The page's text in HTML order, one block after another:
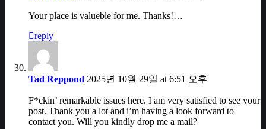
Your place is valueble for me. Thanks!…
reply
Tad Reppond 2025년 10월 29일 at 6:51 오후
F*ckin’ remarkable issues here. I am very satisfied to see your
post. Thank you a lot and i’m having a look forward to
contact you. Will you kindly drop me a mail?